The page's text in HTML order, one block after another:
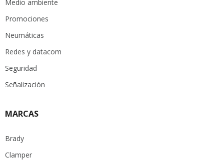
Medio ambiente
Promociones
Neumáticas
Redes y datacom
Seguridad
Señalización
MARCAS
Brady
Clamper